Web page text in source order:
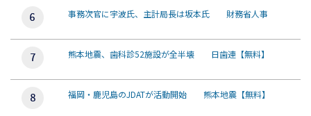
事務次官に宇波氏、主計局長は坂本氏 財務省人事
熊本地震、歯科診52施設が全半壊 日歯連【無料】
福岡・鹿児島のJDATが活動開始 熊本地震【無料】